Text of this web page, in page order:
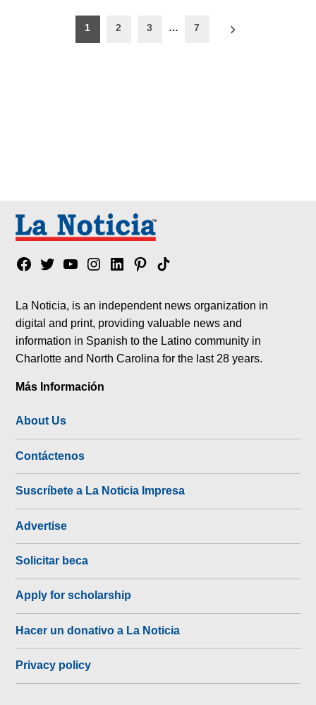
Paginación
1 2 3 … 7
Facebook
TwitterYouTubeInstagram
LinkedinPinterest
Tik
La Noticia, is an independent news organization in
digital and print, providing valuable news and
information in Spanish to the Latino community in
Charlotte and North Carolina for the last 28 years.
Más Información
About Us
Contáctenos
Suscríbete a La Noticia Impresa
Advertise
Solicitar beca
Apply for scholarship
Hacer un donativo a La Noticia
Privacy policy